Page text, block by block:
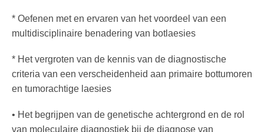
* Oefenen met en ervaren van het voordeel van een
multidisciplinaire benadering van botlaesies
* Het vergroten van de kennis van de diagnostische
criteria van een verscheidenheid aan primaire bottumoren
en tumorachtige laesies
• Het begrijpen van de genetische achtergrond en de rol
van moleculaire diagnostiek bij de diagnose van